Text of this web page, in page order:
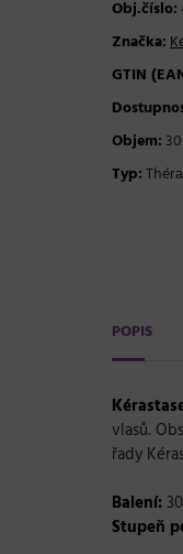
Obj.číslo:
Značka:
GTIN
Objem:
Typ:
POPIS
vlasů.
řady
Balení:
Stupeň